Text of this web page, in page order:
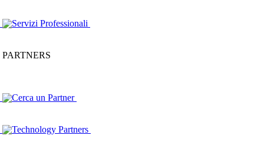
Servizi Professionali
PARTNERS
Cerca un Partner
Technology Partners